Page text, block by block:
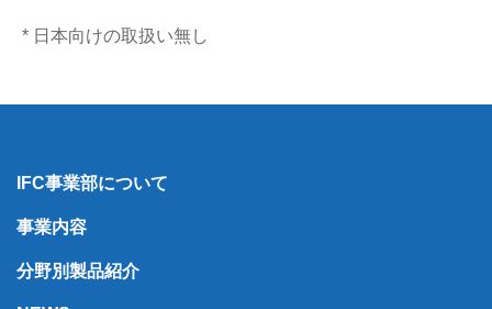
* 日本向けの取扱い無し
IFC事業部について
事業内容
分野別製品紹介